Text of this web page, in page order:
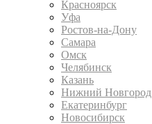
Красноярск
Уфа
Ростов-на-Дону
Самара
Омск
Челябинск
Казань
Нижний Новгород
Екатеринбург
Новосибирск